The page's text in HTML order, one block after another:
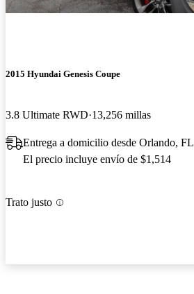
2015 Hyundai Genesis Coupe
3.8 Ultimate RWD 13,256 millas
Entrega a domicilio desde Orlando, FL
El precio incluye envío de $1,514
Trato justo